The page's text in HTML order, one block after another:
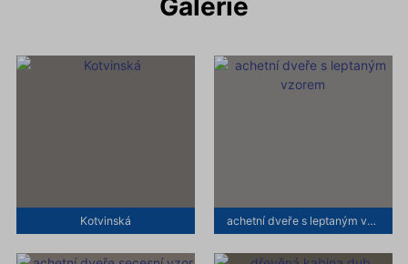
Galerie
Kotvinská achetní dveře s leptaným vzorem